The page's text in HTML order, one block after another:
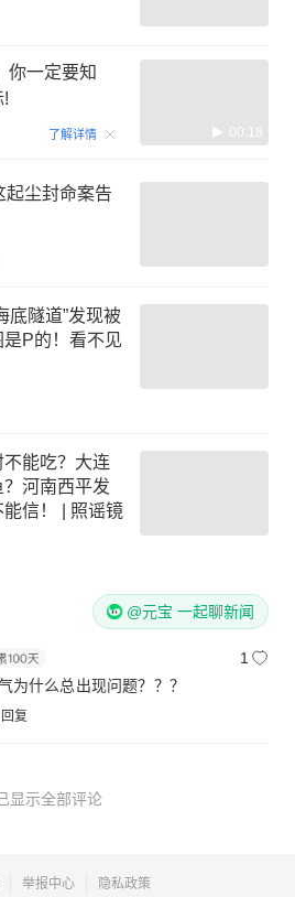
你一定要知
!
了解详情 00:18
起尘封命案告
底隧道”发现被
P的！看不见
能吃？大连
河南西平发
生五人灭门惨案？这不能信！ | 照谣镜
@元宝 一起聊新闻
1
为什么总出现问题？？？
回复
显示全部评论
举报中心 隐私政策